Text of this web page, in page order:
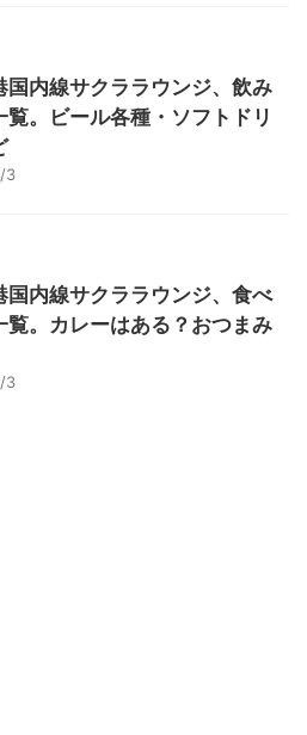
国内線サクララウンジ、飲み
覧。ビール各種・ソフトドリ
3
国内線サクララウンジ、食べ
覧。カレーはある？おつまみ
3